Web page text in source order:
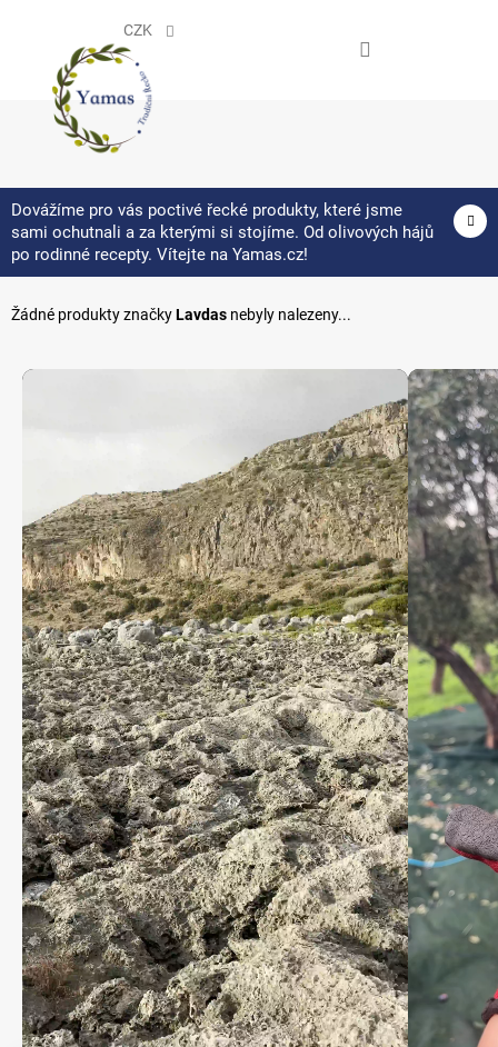
CZK
Dovážíme pro vás poctivé řecké produkty, které jsme
sami ochutnali a za kterými si stojíme. Od olivových hájů
po rodinné recepty. Vítejte na Yamas.cz!
Lavdas
Žádné produkty značkyLavdas nebyly nalezeny...